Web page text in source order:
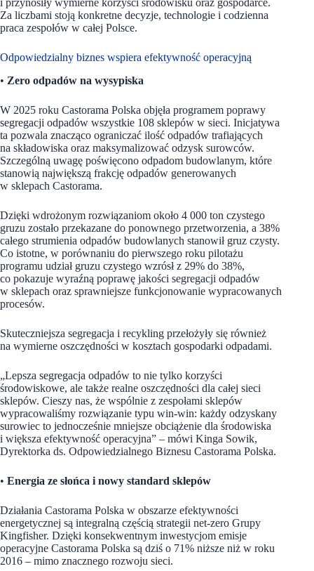
Za liczbami stoją konkretne decyzje, technologie i codzienna
praca zespołów w całej Polsce.
Odpowiedzialny biznes wspiera efektywność operacyjną
• Zero odpadów na wysypiska
W 2025 roku Castorama Polska objęła programem poprawy
segregacji odpadów wszystkie 108 sklepów w sieci. Inicjatywa
ta pozwala znacząco ograniczać ilość odpadów trafiających
na składowiska oraz maksymalizować odzysk surowców.
Szczególną uwagę poświęcono odpadom budowlanym, które
stanowią największą frakcję odpadów generowanych
w sklepach Castorama.
Dzięki wdrożonym rozwiązaniom około 4 000 ton czystego
gruzu zostało przekazane do ponownego przetworzenia, a 38%
całego strumienia odpadów budowlanych stanowił gruz czysty.
Co istotne, w porównaniu do pierwszego roku pilotażu
programu udział gruzu czystego wzrósł z 29% do 38%,
co pokazuje wyraźną poprawę jakości segregacji odpadów
w sklepach oraz sprawniejsze funkcjonowanie wypracowanych
procesów.
Skuteczniejsza segregacja i recykling przełożyły się również
na wymierne oszczędności w kosztach gospodarki odpadami.
„Lepsza segregacja odpadów to nie tylko korzyści
środowiskowe, ale także realne oszczędności dla całej sieci
sklepów. Cieszy nas, że wspólnie z zespołami sklepów
wypracowaliśmy rozwiązanie typu win-win: każdy odzyskany
surowiec to jednocześnie mniejsze obciążenie dla środowiska
i większa efektywność operacyjna” – mówi Kinga Sowik,
Dyrektorka ds. Odpowiedzialnego Biznesu Castorama Polska.
• Energia ze słońca i nowy standard sklepów
Działania Castorama Polska w obszarze efektywności
energetycznej są integralną częścią strategii net-zero Grupy
Kingfisher. Dzięki konsekwentnym inwestycjom emisje
operacyjne Castorama Polska są dziś o 71% niższe niż w roku
2016 – mimo znacznego rozwoju sieci.